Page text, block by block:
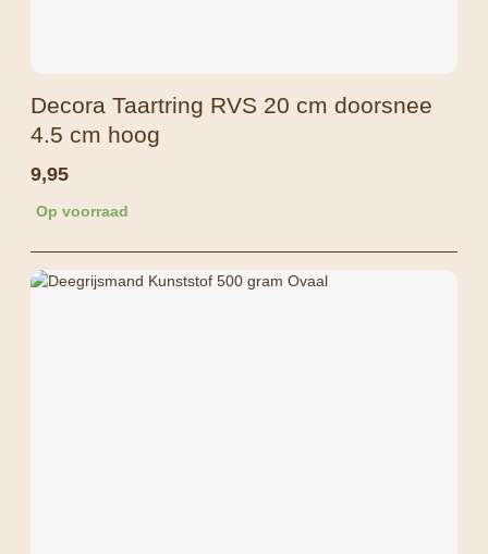
Decora Taartring RVS 20 cm doorsnee
4.5 cm hoog
9,95
Op voorraad